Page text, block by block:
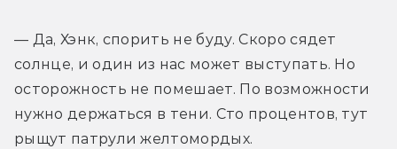
— Да, Хэнк, спорить не буду. Скоро сядет
солнце, и один из нас может выступать. Но
осторожность не помешает. По возможности
нужно держаться в тени. Сто процентов, тут
рыщут патрули желтомордых.